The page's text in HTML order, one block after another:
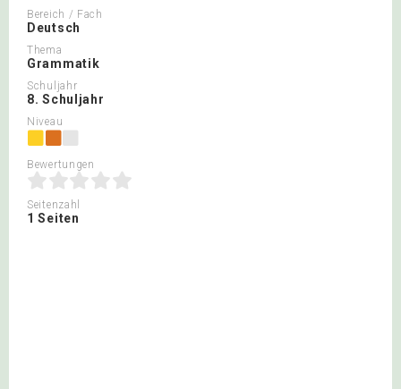
Bereich / Fach
Deutsch
Thema
Grammatik
Schuljahr
8. Schuljahr
Niveau
Bewertungen
Seitenzahl
1 Seiten